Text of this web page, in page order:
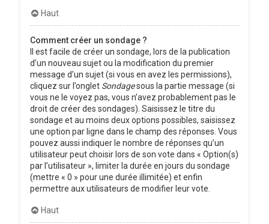
Haut
Comment créer un sondage ?
Il est facile de créer un sondage, lors de la publication
d’un nouveau sujet ou la modification du premier
message d’un sujet (si vous en avez les permissions),
cliquez sur l’onglet Sondagesous la partie message (si
vous ne le voyez pas, vous n’avez probablement pas le
droit de créer des sondages). Saisissez le titre du
sondage et au moins deux options possibles, saisissez
une option par ligne dans le champ des réponses. Vous
pouvez aussi indiquer le nombre de réponses qu’un
utilisateur peut choisir lors de son vote dans « Option(s)
par l’utilisateur », limiter la durée en jours du sondage
(mettre « 0 » pour une durée illimitée) et enfin
permettre aux utilisateurs de modifier leur vote.
Haut